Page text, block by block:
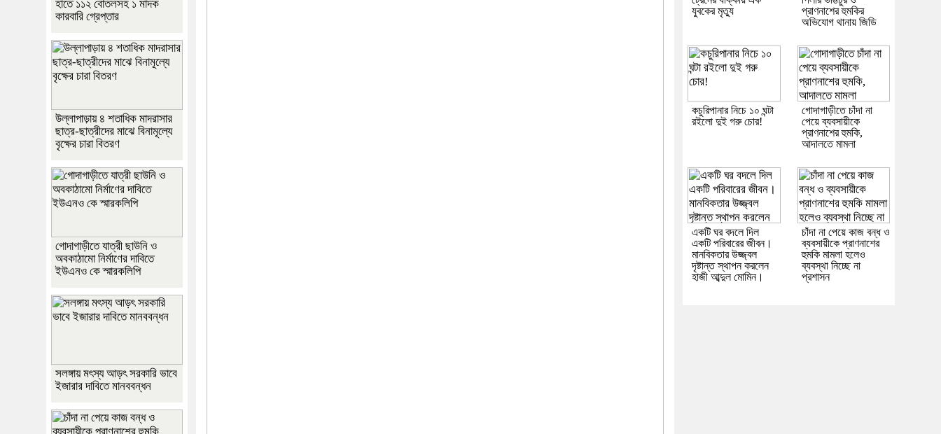
হাতে ১১২ বোতলসহ ১ মাদক
কারবারি গ্রেপ্তার
উল্লাপাড়ায় ৪ শতাধিক মাদরাসার
ছাত্র-ছাত্রীদের মাঝে বিনামূল্যে
বৃক্ষের চারা বিতরণ
গোদাগাড়ীতে যাত্রী ছাউনি ও
অবকাঠামো নির্মাণের দাবিতে
ইউএনও কে স্মারকলিপি
সলঙ্গায় মৎস্য আড়ৎ সরকারি ভাবে
ইজারার দাবিতে মানববন্ধন
যুবকের মৃত্যু
প্রাণনাশের হুমকির
অভিযোগ থানায় জিডি
কচুরিপানার নিচে ১০ ঘন্টা
রইলো দুই গরু চোর!
গোদাগাড়ীতে চাঁদা না
পেয়ে ব্যবসায়ীকে
প্রাণনাশের হুমকি,
আদালতে মামলা
একটি ঘর বদলে দিল
একটি পরিবারের জীবন।
মানবিকতার উজ্জ্বল
দৃষ্টান্ত স্থাপন করলেন
হাজী আব্দুল মোমিন।
চাঁদা না পেয়ে কাজ বন্ধ ও
ব্যবসায়ীকে প্রাণনাশের
হুমকি মামলা হলেও
ব্যবস্থা নিচ্ছে না
প্রশাসন